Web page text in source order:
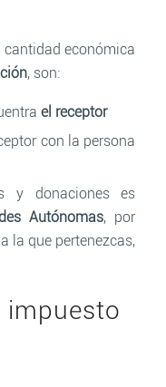
económica
, son:
el receptor
con la persona
y donaciones es
Autónomas, por
la que pertenezcas,
impuesto